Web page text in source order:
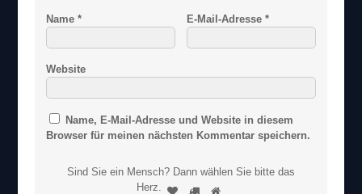
Name* E-Mail-Adresse *
Website
Name, E-Mail-Adresse und Website in diesem
Browser für meinen nächsten Kommentar speichern.
Sind Sie ein Mensch? Dann wählen Sie bitte das
Herz
S